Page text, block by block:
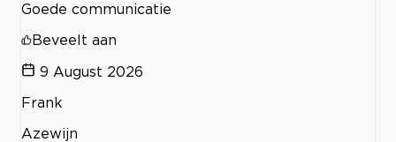
Goede communicatie
Beveelt aan
9 August 2026
Frank
Azewijn